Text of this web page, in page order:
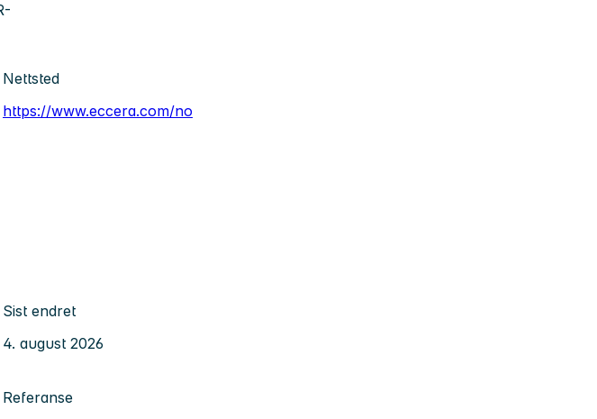
Nettsted
https://www.eccera.com/no
Sist endret
4. august 2026
Referanse